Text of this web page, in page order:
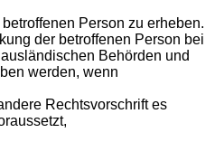
Person zu erheben.
der betroffenen Person bei
Behörden und
werden, wenn
Rechtsvorschrift es